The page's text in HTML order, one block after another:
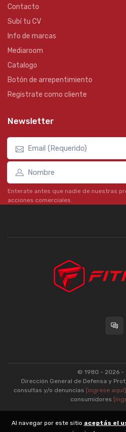
Contacto
Subí tu CV
Info de marcas
Mediaroom
Catalogo
Botón de arrepentimiento
Registrate como cliente
Newsletter
Enterate antes que nadie de nuestras
acciones comerciales.
© 1980 - 2026 -
Dirección General de Defensa y
consultas y/o denuncias [ingrese aquí]
consumidores
Al navegar por este sitio aceptás el